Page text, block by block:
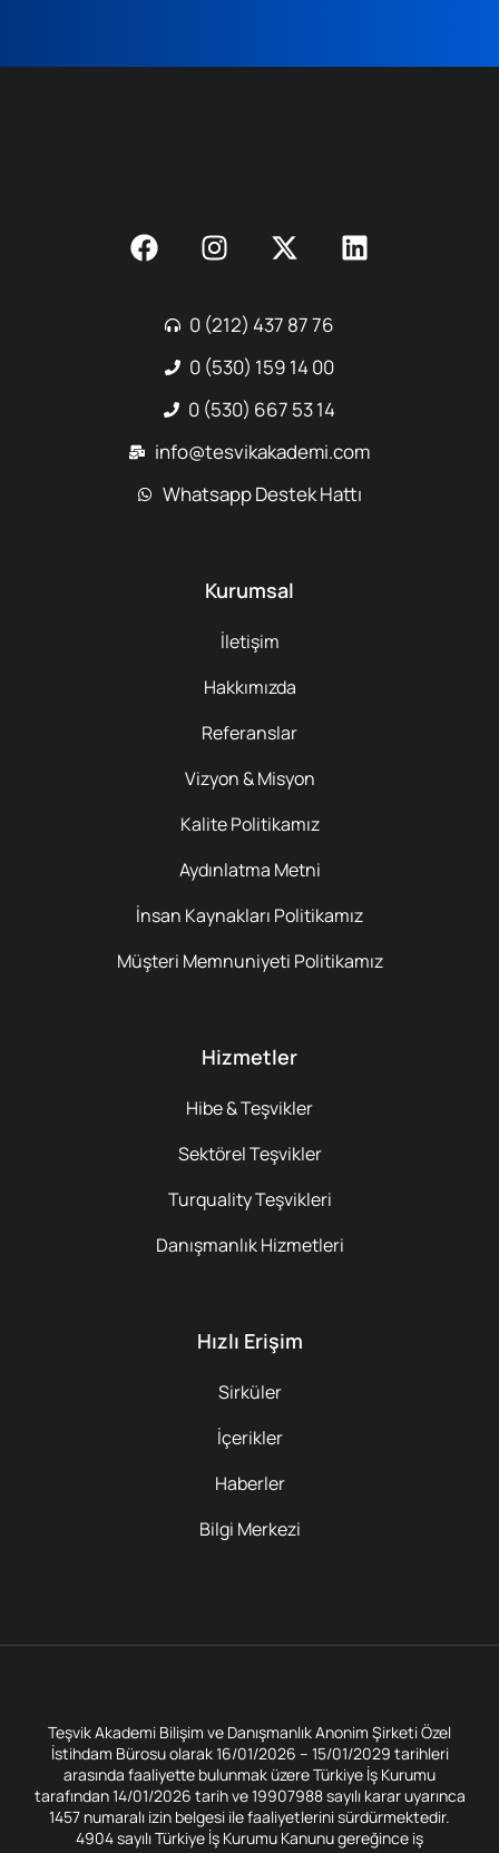
0 (212) 437 87 76
0 (530) 159 14 00
0 (530) 667 53 14
info@tesvikakademi.com
Whatsapp Destek Hattı
Kurumsal
İletişim
Hakkımızda
Referanslar
Vizyon & Misyon
Kalite Politikamız
Aydınlatma Metni
İnsan Kaynakları Politikamız
Müşteri Memnuniyeti Politikamız
Hizmetler
Hibe & Teşvikler
Sektörel Teşvikler
Turquality Teşvikleri
Danışmanlık Hizmetleri
Hızlı Erişim
Sirküler
İçerikler
Haberler
Bilgi Merkezi
Teşvik Akademi Bilişim ve Danışmanlık Anonim Şirketi Özel
İstihdam Bürosu olarak 16/01/2026 – 15/01/2029 tarihleri
arasında faaliyette bulunmak üzere Türkiye İş Kurumu
tarafından 14/01/2026 tarih ve 19907988 sayılı karar uyarınca
1457 numaralı izin belgesi ile faaliyetlerini sürdürmektedir.
4904 sayılı Türkiye İş Kurumu Kanunu gereğince iş